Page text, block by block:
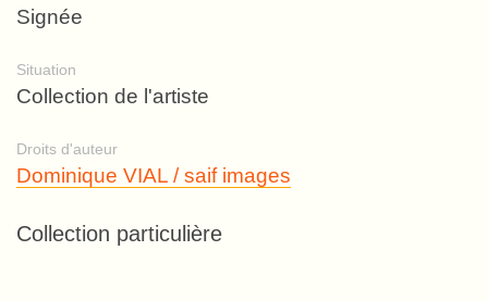
Signée
Situation
Collection de l'artiste
Droits d'auteur
Dominique VIAL / saif images
Collection particulière